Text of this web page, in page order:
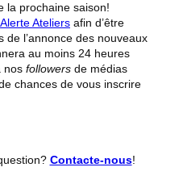
la prochaine saison!
Alerte Ateliers afin d’être
de l’annonce des nouveaux
au moins 24 heures
nos followers de médias
chances de vous inscrire
Contacte-nous!